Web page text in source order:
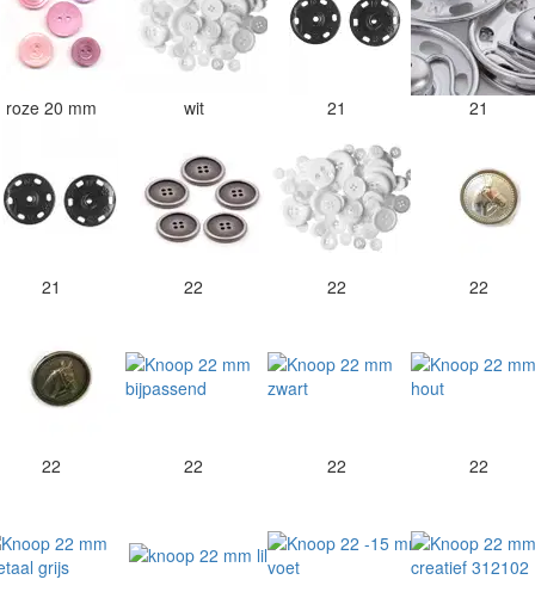
roze 20 mm wit 21 21
21 22 22 22
22 22 22 22